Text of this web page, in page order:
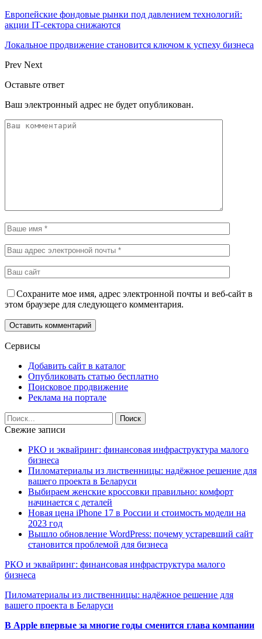
Европейские фондовые рынки под давлением технологий:
акции IT‑сектора снижаются
Локальное продвижение становится ключом к успеху бизнеса
Prev Next
Оставьте ответ
Ваш электронный адрес не будет опубликован.
Сохраните мое имя, адрес электронной почты и веб-сайт в
этом браузере для следующего комментария.
Сервисы
Добавить сайт в каталог
Опубликовать статью бесплатно
Поисковое продвижение
Реклама на портале
Свежие записи
РКО и эквайринг: финансовая инфраструктура малого
бизнеса
Пиломатериалы из лиственницы: надёжное решение для
вашего проекта в Беларуси
Выбираем женские кроссовки правильно: комфорт
начинается с деталей
Новая цена iPhone 17 в России и стоимость модели на
2023 год
Вышло обновление WordPress: почему устаревший сайт
становится проблемой для бизнеса
РКО и эквайринг: финансовая инфраструктура малого
бизнеса
Пиломатериалы из лиственницы: надёжное решение для
вашего проекта в Беларуси
В Apple впервые за многие годы сменится глава компании